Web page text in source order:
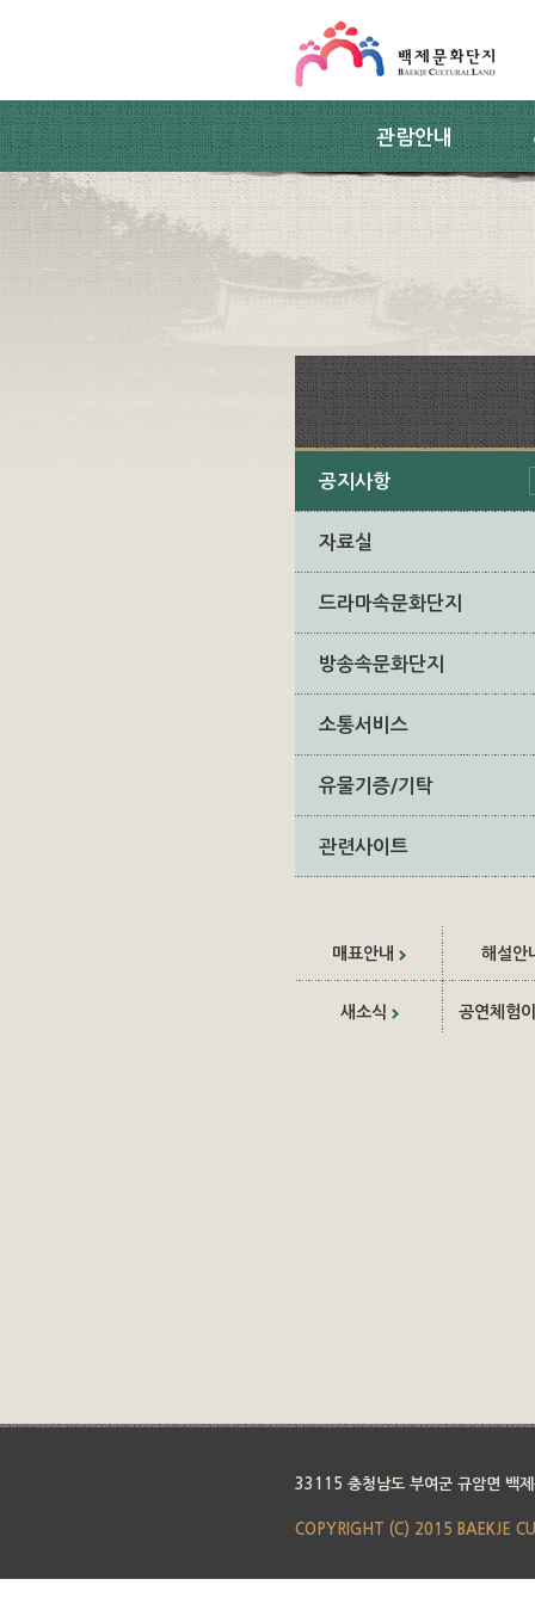
관람안내
공지사항
자료실
드라마속문화단지
방송속문화단지
소통서비스
유물기증/기탁
관련사이트
매표안내 해설안
새소식 공연체험
33115 충청남도 부여군 규암면 백
COPYRIGHT (C) 2015 BAEKJE